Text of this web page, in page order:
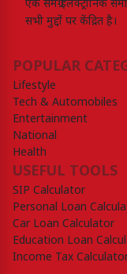
एक समग्र इलेक्ट्रॉनिक
सभी मुद्दों पर केंद्रित है।
POPULAR
Lifestyle
Tech & Automobiles
Entertainment
National
Health
USEFUL TOOLS
SIP Calculator
Personal Loan
Car Loan Calculator
Education Loan
Income Tax